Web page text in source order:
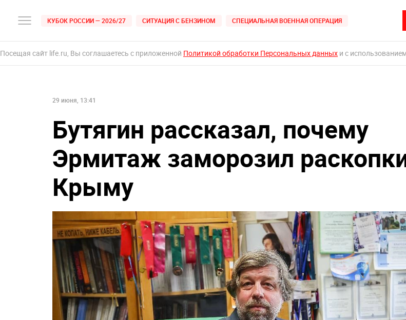
КУБОК РОССИИ — 2026/27 СИТУАЦИЯ С БЕНЗИНОМ СПЕЦИАЛЬНАЯ ВОЕННАЯ ОПЕРАЦИЯ
Посещая сайт life.ru, Вы соглашаетесь с приложенной Политикой обработки Персональных данных и с
29 июня, 13:41
Бутягин рассказал, почему
Эрмитаж заморозил
Крыму